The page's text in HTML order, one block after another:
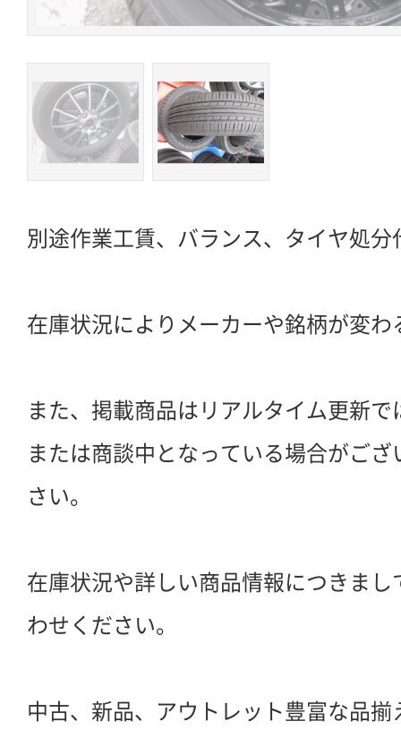
別途作業工賃、バランス、タイヤ処分
在庫状況によりメーカーや銘柄が変
また、掲載商品はリアルタイム更新
または商談中となっている場合がご
さい。
在庫状況や詳しい商品情報につきま
わせください。
中古、新品、アウトレット豊富な品揃